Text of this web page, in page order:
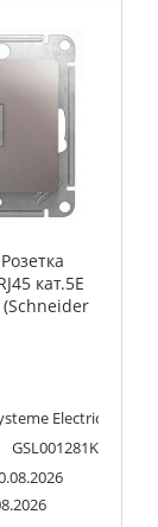
кат.5E
Electric
GSL001281K